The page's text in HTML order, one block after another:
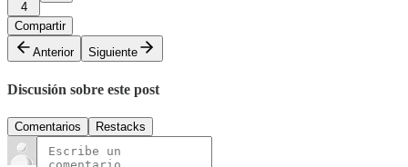
4
Compartir
Anterior
Siguiente
Discusión sobre este post
Comentarios Restacks